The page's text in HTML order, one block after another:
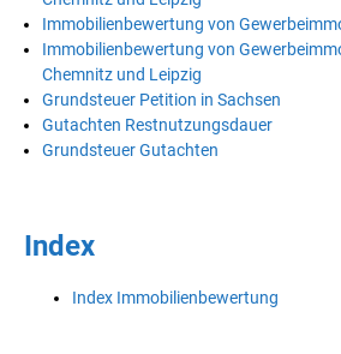
Immobilienbewertung von
Immobilienbewertung von
Chemnitz und Leipzig
Grundsteuer Petition in Sachsen
Gutachten Restnutzungsdauer
Grundsteuer Gutachten
Index
Index Immobilienbewertung